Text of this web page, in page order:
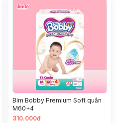
Bỉm Bobby Premium Soft quần
M60+4
310.000đ